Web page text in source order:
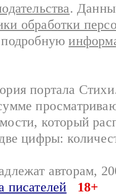
.
обработки
подробную
портала
который
цифры:
авторам,
писателей
18+